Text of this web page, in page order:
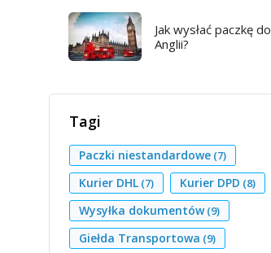
Jak wysłać paczkę do
Anglii?
Tagi
Paczki niestandardowe (7)
Kurier DHL (7) Kurier DPD (8)
Wysyłka dokumentów(9)
Giełda Transportowa (9)